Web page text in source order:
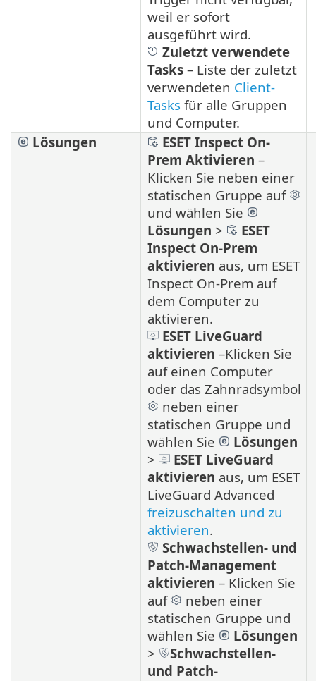
weil er sofort
ausgeführt wird.
Zuletzt verwendete
Tasks – Liste der zuletzt
verwendeten Client-
Tasks für alle Gruppen
und Computer.
Lösungen
ESET Inspect On-
Prem Aktivieren –
Klicken Sie neben einer
statischen Gruppe auf
und wählen Sie
Lösungen >
ESET
Inspect On-Prem
aktivieren aus, um ESET
Inspect On-Prem auf
dem Computer zu
aktivieren.
ESET LiveGuard
aktivieren –Klicken Sie
auf einen Computer
oder das Zahnradsymbol
neben einer
statischen Gruppe und
wählen Sie
Lösungen
>
ESET LiveGuard
aktivieren aus, um ESET
LiveGuard Advanced
freizuschalten und zu
aktivieren.
Schwachstellen- und
Patch-Management
aktivieren – Klicken Sie
auf
neben einer
statischen Gruppe und
wählen Sie
Lösungen
>
Schwachstellen-
und Patch-